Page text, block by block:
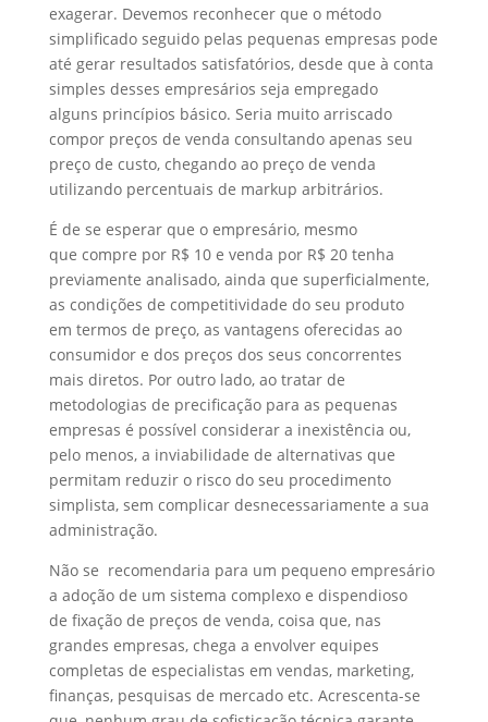
exagerar. Devemos reconhecer que o método
simplificado seguido pelas pequenas empresas pode
até gerar resultados satisfatórios, desde que à conta
simples desses empresários seja empregado
alguns princípios básico. Seria muito arriscado
compor preços de venda consultando apenas seu
preço de custo, chegando ao preço de venda
utilizando percentuais de markup arbitrários.
É de se esperar que o empresário, mesmo
que compre por R$ 10 e venda por R$ 20 tenha
previamente analisado, ainda que superficialmente,
as condições de competitividade do seu produto
em termos de preço, as vantagens oferecidas ao
consumidor e dos preços dos seus concorrentes
mais diretos. Por outro lado, ao tratar de
metodologias de precificação para as pequenas
empresas é possível considerar a inexistência ou,
pelo menos, a inviabilidade de alternativas que
permitam reduzir o risco do seu procedimento
simplista, sem complicar desnecessariamente a sua
administração.
Não se recomendaria para um pequeno empresário
a adoção de um sistema complexo e dispendioso
de fixação de preços de venda, coisa que, nas
grandes empresas, chega a envolver equipes
completas de especialistas em vendas, marketing,
finanças, pesquisas de mercado etc. Acrescenta-se